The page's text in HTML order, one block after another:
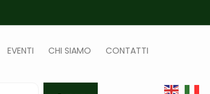
EVENTI CHI SIAMO CONTATTI